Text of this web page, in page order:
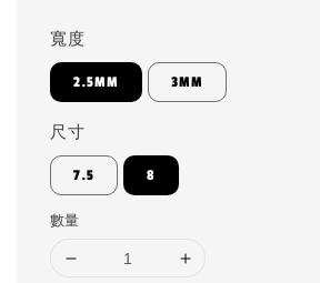
寬度
2.5MM 3MM
尺寸
7.5 8
數量